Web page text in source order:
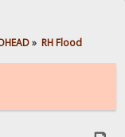
» RH Flood